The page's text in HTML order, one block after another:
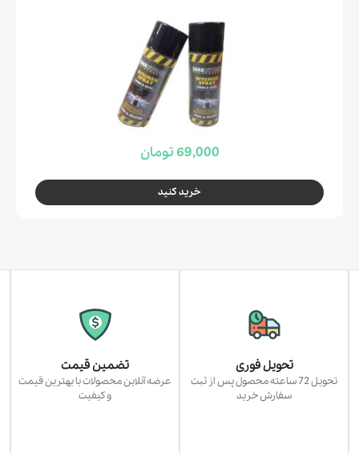
69,000 تومان
خرید کنید
تحویل فوری
تحویل 72 ساعته محصول پس از ثبت
سفارش خرید
تضمین قیمت
عرضه آنلاین محصولات با بهترین قیمت
و کیفیت